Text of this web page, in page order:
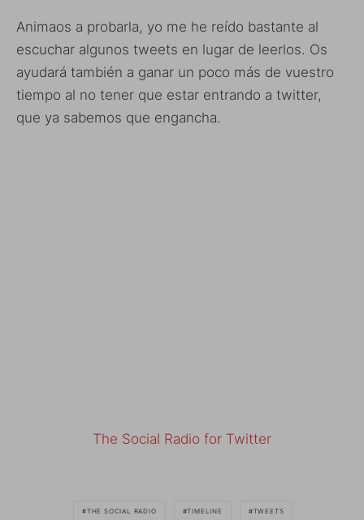
Animaos a probarla, yo me he reído bastante al
escuchar algunos tweets en lugar de leerlos. Os
ayudará también a ganar un poco más de vuestro
tiempo al no tener que estar entrando a twitter,
que ya sabemos que engancha.
The Social Radio for Twitter
THE SOCIAL RADIO TIMELINE TWEETS